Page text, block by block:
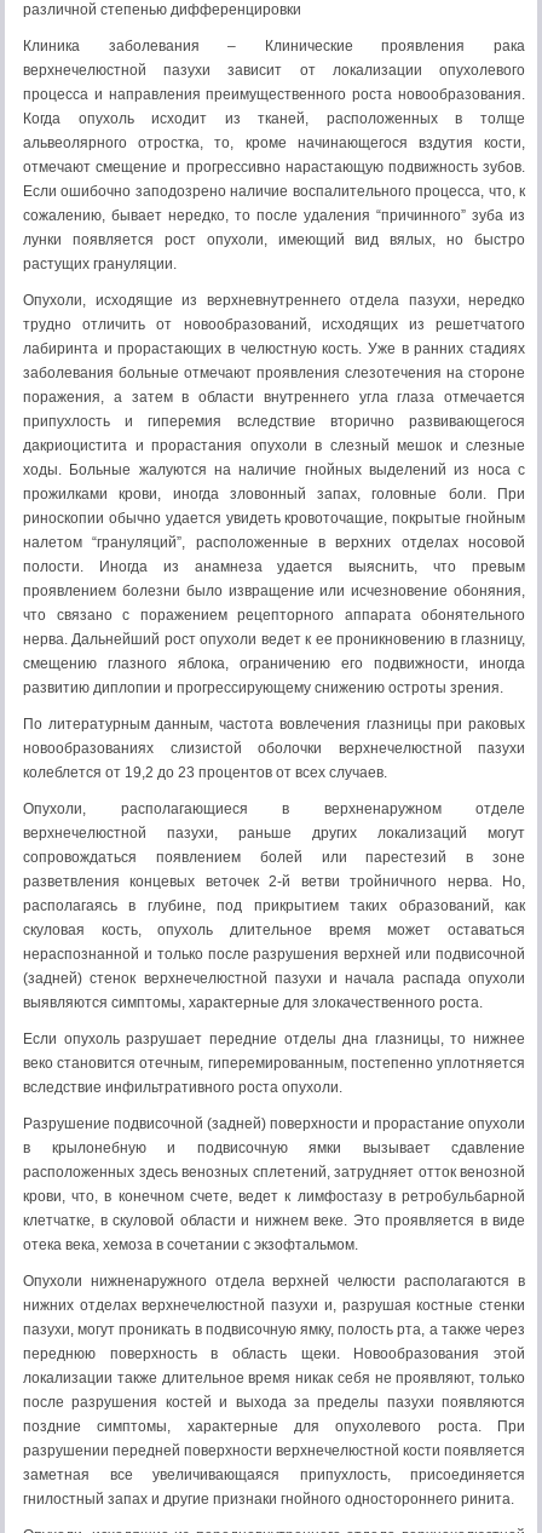
различной степенью дифференцировки
Клиника заболевания – Клинические проявления рака
верхнечелюстной пазухи зависит от локализации опухолевого
процесса и направления преимущественного роста новообразования.
Когда опухоль исходит из тканей, расположенных в толще
альвеолярного отростка, то, кроме начинающегося вздутия кости,
отмечают смещение и прогрессивно нарастающую подвижность зубов.
Если ошибочно заподозрено наличие воспалительного процесса, что, к
сожалению, бывает нередко, то после удаления “причинного” зуба из
лунки появляется рост опухоли, имеющий вид вялых, но быстро
растущих грануляции.
Опухоли, исходящие из верхневнутреннего отдела пазухи, нередко
трудно отличить от новообразований, исходящих из решетчатого
лабиринта и прорастающих в челюстную кость. Уже в ранних стадиях
заболевания больные отмечают проявления слезотечения на стороне
поражения, а затем в области внутреннего угла глаза отмечается
припухлость и гиперемия вследствие вторично развивающегося
дакриоцистита и прорастания опухоли в слезный мешок и слезные
ходы. Больные жалуются на наличие гнойных выделений из носа с
прожилками крови, иногда зловонный запах, головные боли. При
риноскопии обычно удается увидеть кровоточащие, покрытые гнойным
налетом “грануляций”, расположенные в верхних отделах носовой
полости. Иногда из анамнеза удается выяснить, что превым
проявлением болезни было извращение или исчезновение обоняния,
что связано с поражением рецепторного аппарата обонятельного
нерва. Дальнейший рост опухоли ведет к ее проникновению в глазницу,
смещению глазного яблока, ограничению его подвижности, иногда
развитию диплопии и прогрессирующему снижению остроты зрения.
По литературным данным, частота вовлечения глазницы при раковых
новообразованиях слизистой оболочки верхнечелюстной пазухи
колеблется от 19,2 до 23 процентов от всех случаев.
Опухоли, располагающиеся в верхненаружном отделе
верхнечелюстной пазухи, раньше других локализаций могут
сопровождаться появлением болей или парестезий в зоне
разветвления концевых веточек 2-й ветви тройничного нерва. Но,
располагаясь в глубине, под прикрытием таких образований, как
скуловая кость, опухоль длительное время может оставаться
нераспознанной и только после разрушения верхней или подвисочной
(задней) стенок верхнечелюстной пазухи и начала распада опухоли
выявляются симптомы, характерные для злокачественного роста.
Если опухоль разрушает передние отделы дна глазницы, то нижнее
веко становится отечным, гиперемированным, постепенно уплотняется
вследствие инфильтративного роста опухоли.
Разрушение подвисочной (задней) поверхности и прорастание опухоли
в крылонебную и подвисочную ямки вызывает сдавление
расположенных здесь венозных сплетений, затрудняет отток венозной
крови, что, в конечном счете, ведет к лимфостазу в ретробульбарной
клетчатке, в скуловой области и нижнем веке. Это проявляется в виде
отека века, хемоза в сочетании с экзофтальмом.
Опухоли нижненаружного отдела верхней челюсти располагаются в
нижних отделах верхнечелюстной пазухи и, разрушая костные стенки
пазухи, могут проникать в подвисочную ямку, полость рта, а также через
переднюю поверхность в область щеки. Новообразования этой
локализации также длительное время никак себя не проявляют, только
после разрушения костей и выхода за пределы пазухи появляются
поздние симптомы, характерные для опухолевого роста. При
разрушении передней поверхности верхнечелюстной кости появляется
заметная все увеличивающаяся припухлость, присоединяется
гнилостный запах и другие признаки гнойного одностороннего ринита.